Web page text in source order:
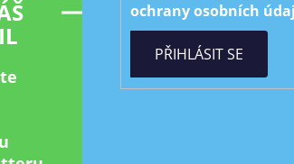
ochrany osobních
PŘIHLÁSIT SE